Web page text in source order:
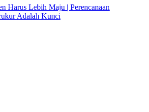
Harus Lebih Maju | Perencanaan
Adalah Kunci